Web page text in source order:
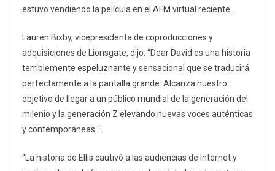
estuvo vendiendo la película en el AFM virtual reciente.
Lauren Bixby, vicepresidenta de coproducciones y
adquisiciones de Lionsgate, dijo: “Dear David es una historia
terriblemente espeluznante y sensacional que se traducirá
perfectamente a la pantalla grande. Alcanza nuestro
objetivo de llegar a un público mundial de la generación del
milenio y la generación Z elevando nuevas voces auténticas
y contemporáneas “.
“La historia de Ellis cautivó a las audiencias de Internet y